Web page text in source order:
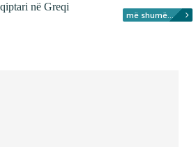
në Greqi
më shumë...